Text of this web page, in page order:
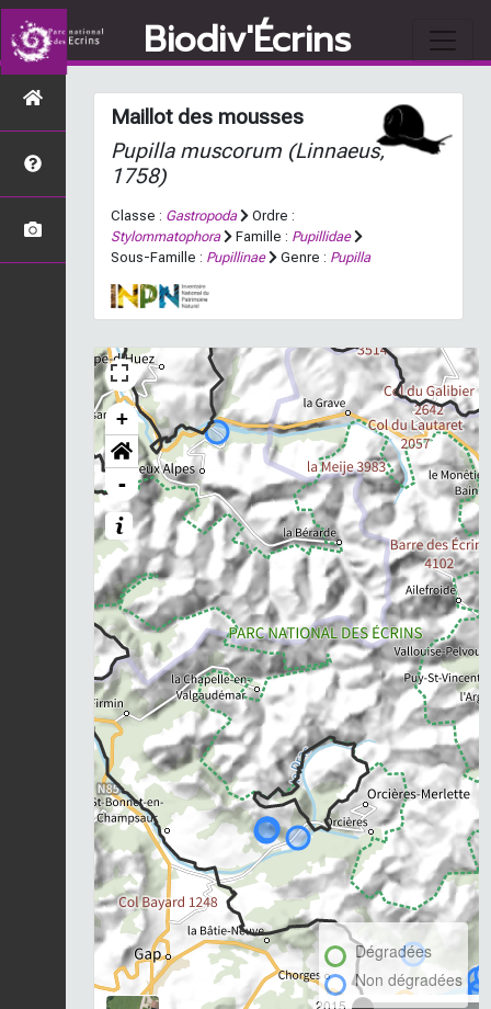
Biodiv'Écrins
Maillot des mousses
Pupilla muscorum (Linnaeus,
1758)
Classe : Gastropoda
Ordre :
Stylommatophora
Famille : Pupillidae
Sous-Famille : Pupillinae Genre : Pupilla
+
-
2015
Dégradées
Non dégradées